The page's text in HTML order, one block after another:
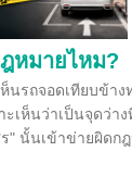
หมายไหม?
นรถจอดเทียบข้า
ะเห็นว่าเป็นจุดว่า
" นั้นเข้าข่ายผิดก